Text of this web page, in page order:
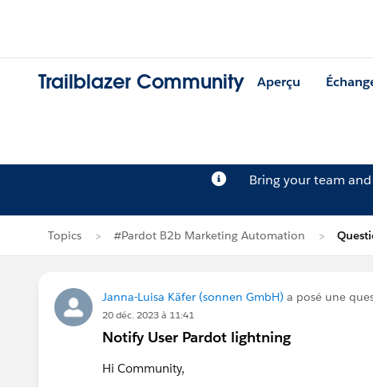
Trailblazer Community Aperçu
Bring your team
Topics #Pardot B2b Marketing Automation
Janna-Luisa Käfer (sonnen GmbH) a posé une
20 déc. 2023 à 11:41
Notify User Pardot lightning
Hi Community,